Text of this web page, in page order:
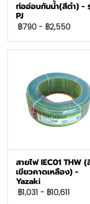
ท่ออ่อนกันน้ำ(สีดำ) -
PJ
฿790 - ฿2,550
สายไฟ IEC01 THW (
เขียวคาดเหลือง) -
Yazaki
฿1,031 - ฿10,611